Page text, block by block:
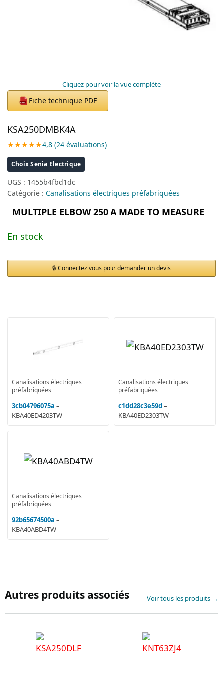
Cliquez pour voir la vue complète
PDF Fiche technique PDF
KSA250DMBK4A
★★★★★4,8 (24 évaluations)
Choix Senia Electrique
UGS : 1455b4fbd1dc
Catégorie : Canalisations électriques préfabriquées
MULTIPLE ELBOW 250 A MADE TO MEASURE
En stock
Connectez vous pour demander un devis
Canalisations électriques
préfabriquées
3cb04796075a –
KBA40ED4203TW
Canalisations électriques
préfabriquées
c1dd28c3e59d–
KBA40ED2303TW
Canalisations électriques
préfabriquées
92b65674500a –
KBA40ABD4TW
Autres produits associés Voir tous les produits →